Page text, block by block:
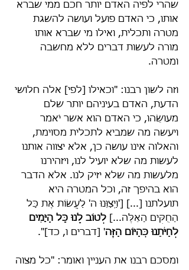
שהרי לפיה האדם יותר חכם ממי שברא
אותו, כי האדם פועל ועושה להשגת
מטרה ותכלית, ואילו מי שברא אותו
מורה לעשות דברים ללא מחשבה
ומטרה.
וזה לשון רבנו: "וכאילו [לפי] אלה חלושי
הדעת, האדם בעיניהם יותר שלם
מעושֵׂהו, כי האדם הוא אשר יֹאמר
ויעשה מה שמביא לתכלית מסוימת,
והאלוה אינו עושה כן, אלא יצווה אותנו
לעשות מה שלא יועיל לנו, ויזהירנו
מלעשות מה שלא יזיק לנו. אלא הדבר
הוא בהיפך זה, וכל המטרה היא
תועלתנו [...] ['וַיְצַוֵּנוּ ה' לַעֲשׂוֹת אֶת כָּל
הַחֻקִּים הָאֵלֶּה...] לְטוֹב לָנוּ כָּל הַיָּמִים
לְחַיֹּתֵנוּ כְּהַיּוֹם הַזֶּה' [דברים ו, כד]".
ומסכם רבנו את העניין ואומר: "כל מצוה